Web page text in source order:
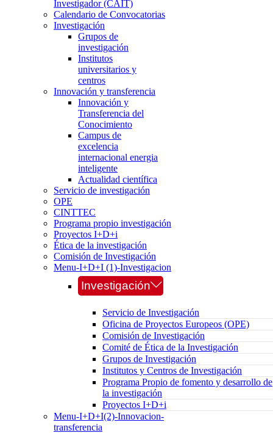
Investigador (CAIT)
Calendario de Convocatorias
Investigación
Grupos de
investigación
Institutos
universitarios y
centros
Innovación y transferencia
Innovación y
Transferencia del
Conocimiento
Campus de
excelencia
internacional energia
inteligente
Actualidad científica
Servicio de investigación
OPE
CINTTEC
Programa propio investigación
Proyectos I+D+i
Ética de la investigación
Comisión de Investigación
Menu-I+D+I (1)-Investigacion
Investigación
Servicio de Investigación
Oficina de Proyectos Europeos (OPE)
Comisión de Investigación
Comité de Ética de la Investigación
Grupos de Investigación
Institutos y Centros de Investigación
Programa Propio de fomento y desarrollo de
la investigación
Proyectos I+D+i
Menu-I+D+I(2)-Innovacion-
transferencia